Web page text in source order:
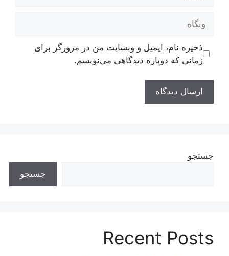
وبگاه
ذخیره نام، ایمیل و وبسایت من در مرورگر برای
زمانی که دوباره دیدگاهی می‌نویسم.
جستجو
جستجو
Recent Posts